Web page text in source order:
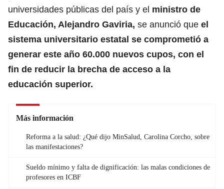
universidades públicas del país y el ministro de
Educación, Alejandro Gaviria, se anunció que el
sistema universitario estatal se comprometió a
generar este año 60.000 nuevos cupos, con el
fin de reducir la brecha de acceso a la
educación superior.
Más información
Reforma a la salud: ¿Qué dijo MinSalud, Carolina Corcho, sobre
las manifestaciones?
Sueldo mínimo y falta de dignificación: las malas condiciones de
profesores en ICBF